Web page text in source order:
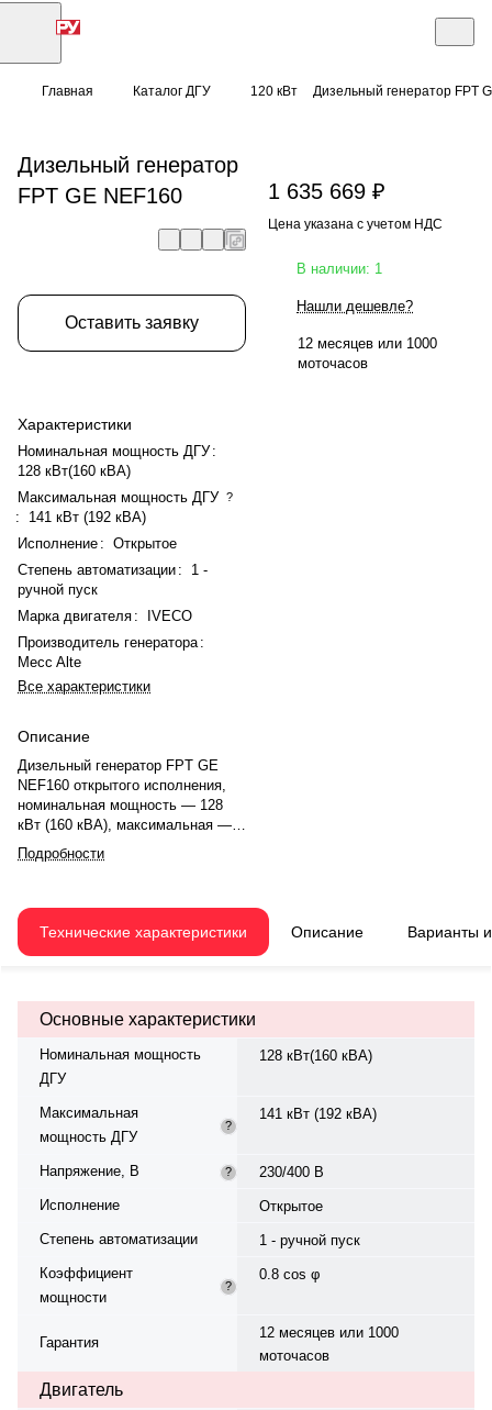
Главная Каталог ДГУ 120 кВт Дизельный генератор FPT
Дизельный генератор
FPT GE NEF160
Оставить заявку
Характеристики
Номинальная мощность ДГУ :
128 кВт(160 кВА)
Максимальная мощность ДГУ ?
:
141 кВт (192 кВА)
Исполнение : Открытое
Степень автоматизации :
1 -
ручной пуск
Марка двигателя :
IVECO
Производитель генератора :
Mecc Alte
Все характеристики
Описание
Дизельный генератор FPT GE
NEF160 открытого исполнения,
номинальная мощность — 128
кВт (160 кВА), максимальная —
141 кВт (192 кВА). Двигатель
IVECO, рядный, 6 цилиндров,
1500 об/мин, охлаждение
жидкостное. Генератор Mecc Alte,
л/ч. Топливный бак — 180 л,
время автономной работы — 6.2
Вес — 1440 кг, габариты:
2800×780×1423 мм.
12 мес. или 1000 моточасов.
Подробности
1 635 669 ₽
Цена указана с учетом НДС
В наличии: 1
Нашли дешевле?
12 месяцев или 1000
моточасов
Технические характеристики Описание Варианты
Основные характеристики
Номинальная мощность
ДГУ
128 кВт(160 кВА)
Максимальная
мощность ДГУ
?
141 кВт (192 кВА)
Напряжение, В ?
230/400 В
Исполнение
Открытое
Степень автоматизации
1 - ручной пуск
Коэффициент
мощности
?
0.8 cos φ
Гарантия
12 месяцев или 1000
моточасов
Двигатель